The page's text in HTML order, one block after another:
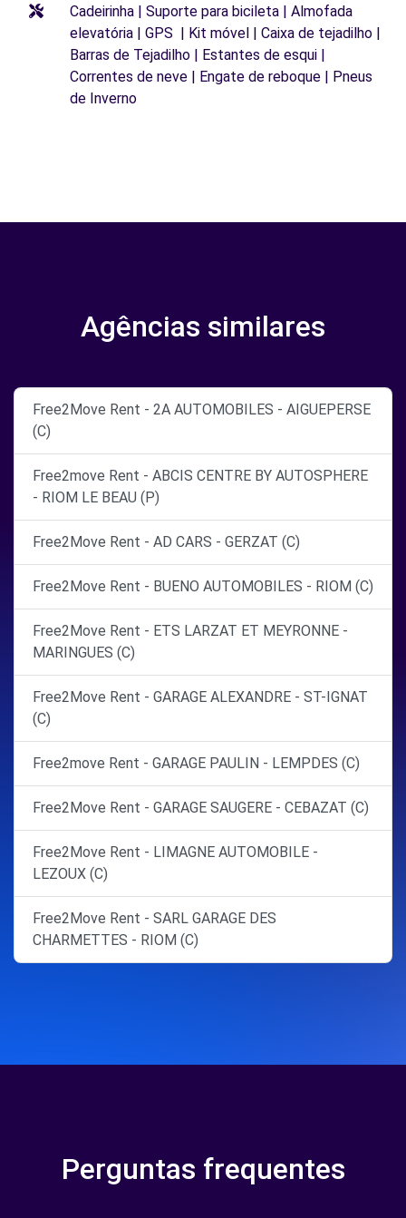
Cadeirinha | Suporte para bicileta | Almofada
elevatória | GPS | Kit móvel | Caixa de tejadilho |
Barras de Tejadilho | Estantes de esqui |
Correntes de neve | Engate de reboque | Pneus
de Inverno
Agências similares
Free2Move Rent - 2A AUTOMOBILES - AIGUEPERSE
(C)
Free2move Rent - ABCIS CENTRE BY AUTOSPHERE
- RIOM LE BEAU (P)
Free2Move Rent - AD CARS - GERZAT (C)
Free2Move Rent - BUENO AUTOMOBILES - RIOM (C)
Free2Move Rent - ETS LARZAT ET MEYRONNE -
MARINGUES (C)
Free2Move Rent - GARAGE ALEXANDRE - ST-IGNAT
(C)
Free2move Rent - GARAGE PAULIN - LEMPDES (C)
Free2Move Rent - GARAGE SAUGERE - CEBAZAT (C)
Free2Move Rent - LIMAGNE AUTOMOBILE -
LEZOUX (C)
Free2Move Rent - SARL GARAGE DES
CHARMETTES - RIOM (C)
Perguntas frequentes